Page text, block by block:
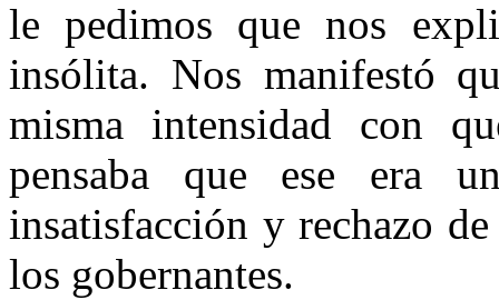
le pedimos que nos
insólita. Nos manifestó
misma intensidad con
pensaba que ese era
insatisfacción y rechazo
los gobernantes.